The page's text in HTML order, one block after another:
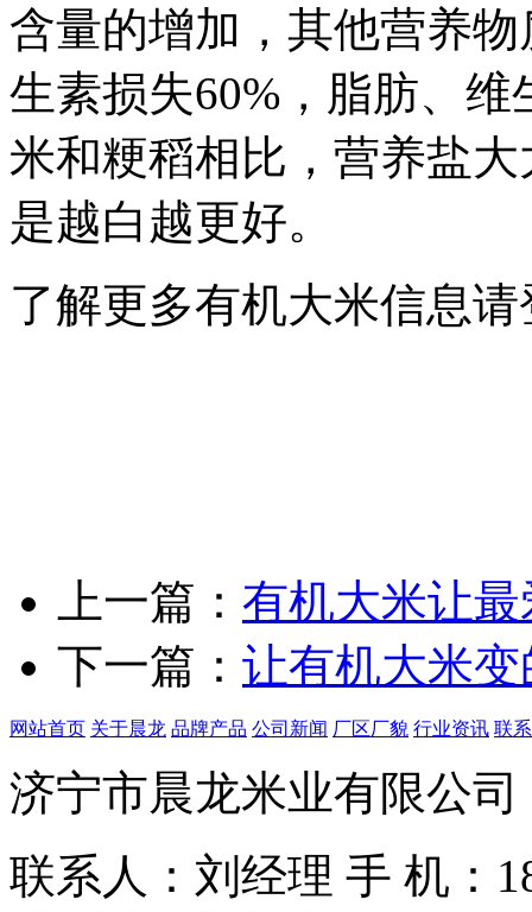
含量的增加，其他营养
生素损失60%，脂肪、
米和粳稻相比，营养盐
是越白越更好。
了解更多有机大米信息请
上一篇： 有机大米让
下一篇： 让有机大米
网站首页 关于晨龙 品牌产品 公司新闻 厂区厂貌 行业资讯 联
济宁市晨龙米业有限公司
联系人：刘经理 手 机：